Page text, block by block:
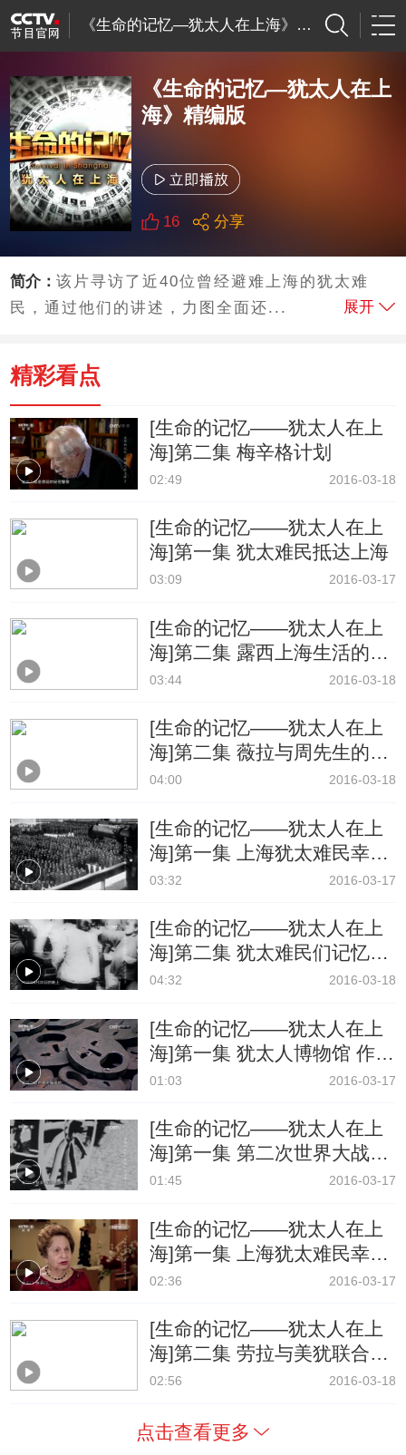
《生命的记忆—犹太人在上海》精编版
《生命的记忆—犹太人在上
海》精编版
16 分享
简介：该片寻访了近40位曾经避难上海的犹太难
民，通过他们的讲述，力图全面还...
展开
精彩看点
[生命的记忆——犹太人在上
海]第二集 梅辛格计划
02:49 2016-03-18
[生命的记忆——犹太人在上
海]第一集 犹太难民抵达上海
03:09 2016-03-17
[生命的记忆——犹太人在上
海]第二集 露西上海生活的回
忆
03:44 2016-03-18
[生命的记忆——犹太人在上
海]第二集 薇拉与周先生的故
事
04:00 2016-03-18
[生命的记忆——犹太人在上
海]第一集 上海犹太难民幸存
者迈克尔·布鲁门撒尔的回忆
03:32 2016-03-17
[生命的记忆——犹太人在上
海]第二集 犹太难民们记忆中
的上海
04:32 2016-03-18
[生命的记忆——犹太人在上
海]第一集 犹太人博物馆 作
品“落叶”
01:03 2016-03-17
[生命的记忆——犹太人在上
海]第一集 第二次世界大战爆
发 犹太人的逃亡路
01:45 2016-03-17
[生命的记忆——犹太人在上
海]第一集 上海犹太难民幸存
者塞西的回忆
02:36 2016-03-17
[生命的记忆——犹太人在上
海]第二集 劳拉与美犹联合分
配委员会
02:56 2016-03-18
点击查看更多